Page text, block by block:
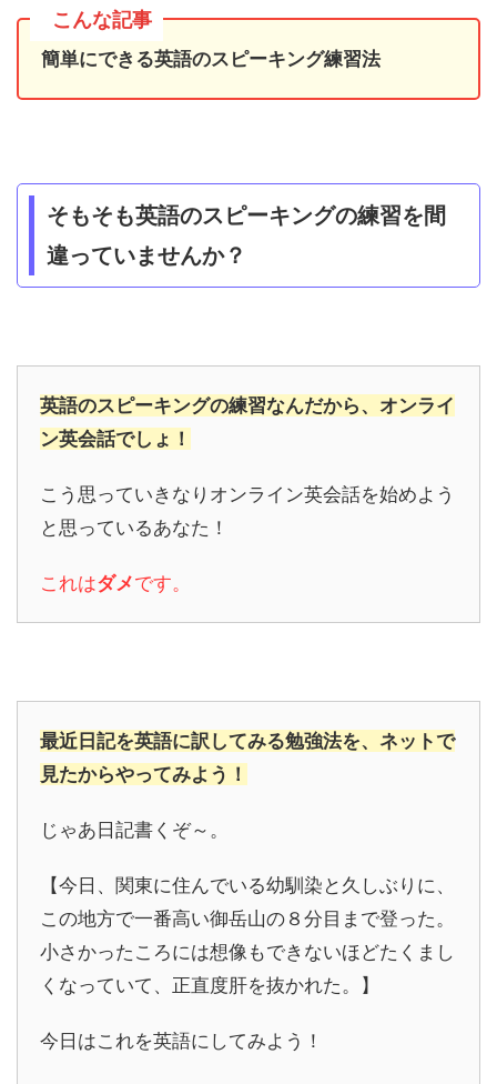
こんな記事
簡単にできる英語のスピーキング練習法
そもそも英語のスピーキングの練習を間
違っていませんか？
英語のスピーキングの練習なんだから、オンライ
ン英会話でしょ！
こう思っていきなりオンライン英会話を始めよう
と思っているあなた！
これはダメです。
最近日記を英語に訳してみる勉強法を、ネットで
見たからやってみよう！
じゃあ日記書くぞ～。
【今日、関東に住んでいる幼馴染と久しぶりに、
この地方で一番高い御岳山の８分目まで登った。
小さかったころには想像もできないほどたくまし
くなっていて、正直度肝を抜かれた。】
今日はこれを英語にしてみよう！